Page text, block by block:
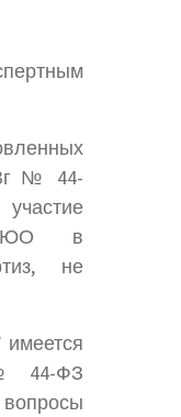
№ 44-
ЮО в
не
имеется
ФЗ